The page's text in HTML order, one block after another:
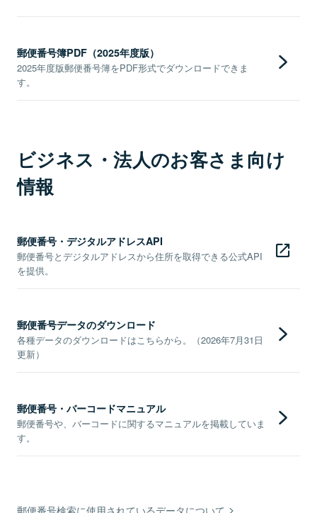
郵便番号簿PDF（2025年度版）
2025年度版郵便番号簿をPDF形式でダウンロードできま
す。
ビジネス・法人のお客さま向け
情報
郵便番号・デジタルアドレスAPI
郵便番号とデジタルアドレスから住所を取得できる公式API
を提供。
郵便番号データのダウンロード
各種データのダウンロードはこちらから。（2026年7月31日
更新）
郵便番号・バーコードマニュアル
郵便番号や、バーコードに関するマニュアルを掲載していま
す。